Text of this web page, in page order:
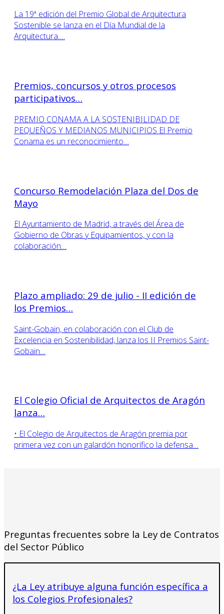
La 19ª edición del Premio Global de Arquitectura
Sostenible se lanza en el Día Mundial de la
Arquitectura.…
Premios, concursos y otros procesos
participativos…
PREMIO CONAMA A LA SOSTENIBILIDAD DE
PEQUEÑOS Y MEDIANOS MUNICIPIOS El Premio
Conama es un reconocimiento…
Concurso Remodelación Plaza del Dos de
Mayo
El Ayuntamiento de Madrid, a través del Área de
Gobierno de Obras y Equipamientos, y con la
colaboración…
Plazo ampliado: 29 de julio - II edición de
los Premios…
Saint-Gobain, en colaboración con el Club de
Excelencia en Sostenibilidad, lanza los II Premios Saint-
Gobain…
El Colegio Oficial de Arquitectos de Aragón
lanza…
• El Colegio de Arquitectos de Aragón premia por
primera vez con un galardón honorífico la defensa…
Preguntas frecuentes sobre la Ley de Contratos
del Sector Público
¿La Ley atribuye alguna función específica a
los Colegios Profesionales?